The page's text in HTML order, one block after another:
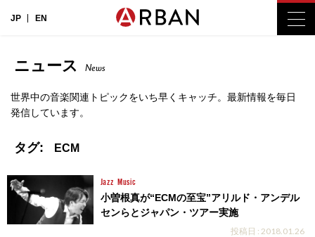
JP EN
ニュース News
世界中の音楽関連トピックをいち早くキャッチ。最新情報を毎日
発信しています。
タグ: ECM
Jazz Music
小曽根真が“ECMの至宝”アリルド・アンデル
センらとジャパン・ツアー実施
投稿日 : 2018.01.26